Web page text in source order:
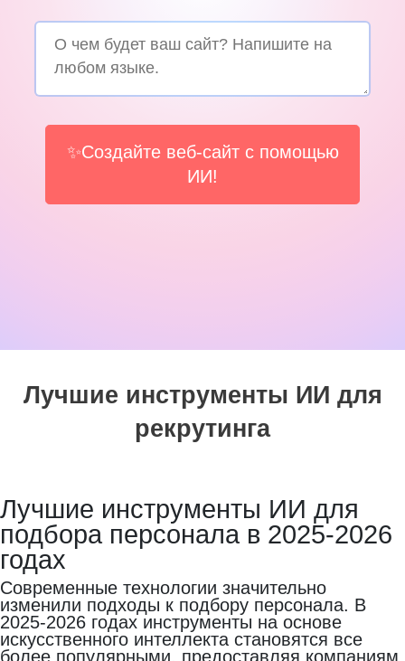
✨Создайте веб-сайт с помощью
ИИ!
Лучшие инструменты ИИ для
рекрутинга
Лучшие инструменты ИИ для
подбора персонала в 2025-2026
годах
Современные технологии значительно
изменили подходы к подбору персонала. В
2025-2026 годах инструменты на основе
искусственного интеллекта становятся все
более популярными, предоставляя компаниям